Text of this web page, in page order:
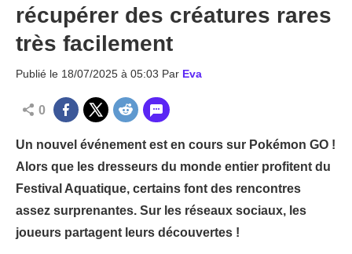
récupérer des créatures rares
très facilement
Publié le 18/07/2025 à 05:03 Par Eva
0
Un nouvel événement est en cours sur Pokémon GO !
Alors que les dresseurs du monde entier profitent du
Festival Aquatique, certains font des rencontres
assez surprenantes. Sur les réseaux sociaux, les
joueurs partagent leurs découvertes !